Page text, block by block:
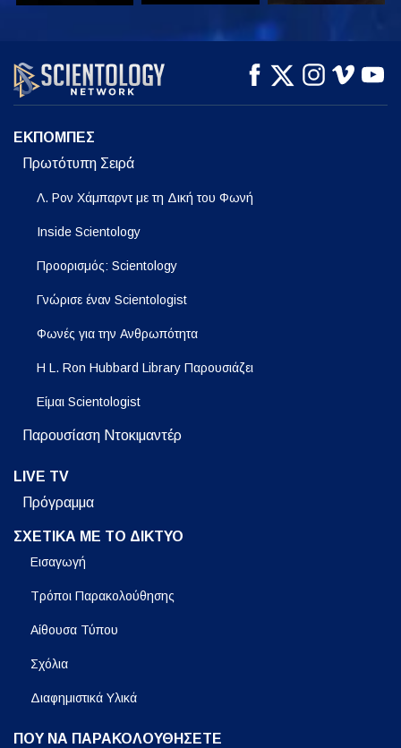
ΠΑΡΑΚΟΛΟΥΘΗΣΤΕ ΠΑΡΑΚΟΛΟΥΘΗΣΤΕ
ΕΞΕΡΕΥΝΗΣΤΕ ΤΗ
ΣΕΙΡΑ
ΕΚΠΟΜΠΕΣ
Πρωτότυπη Σειρά
Λ. Ρον Χάμπαρντ με τη Δική του Φωνή
Inside Scientology
Προορισμός: Scientology
Γνώρισε έναν Scientologist
Φωνές για την Ανθρωπότητα
Η L. Ron Hubbard Library Παρουσιάζει
Είμαι Scientologist
Παρουσίαση Ντοκιμαντέρ
LIVE TV
Πρόγραμμα
ΣΧΕΤΙΚΑ ΜΕ ΤΟ ΔΙΚΤΥΟ
Εισαγωγή
Τρόποι Παρακολούθησης
Αίθουσα Τύπου
Σχόλια
Διαφημιστικά Υλικά
ΠΟΥ ΝΑ ΠΑΡΑΚΟΛΟΥΘΗΣΕΤΕ